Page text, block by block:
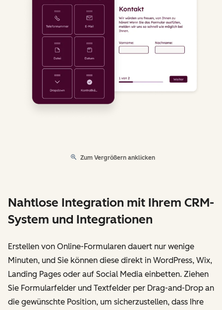
Zum Vergrößern anklicken
Nahtlose Integration mit Ihrem CRM-
System und Integrationen
Erstellen von Online-Formularen dauert nur wenige
Minuten, und Sie können diese direkt in WordPress, Wix,
Landing Pages oder auf Social Media einbetten. Ziehen
Sie Formularfelder und Textfelder per Drag-and-Drop an
die gewünschte Position, um sicherzustellen, dass Ihre